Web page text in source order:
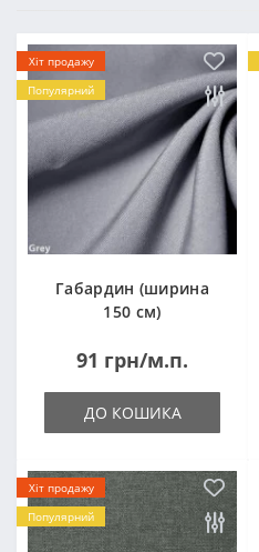
Хіт продажу
Популярний
Габардин (ширина
150 см)
91 грн/м.п.
ДО КОШИКА
Хіт продажу
Популярний